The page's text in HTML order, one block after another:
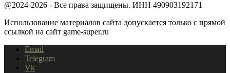
@2024-2026 - Все права защищены. ИНН 490903192171
Использование материалов сайта допускается только с прямой
ссылкой на сайт game-super.ru
Email
Telegram
Vk